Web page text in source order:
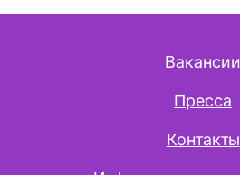
Вакансии
Пресса
Контакты